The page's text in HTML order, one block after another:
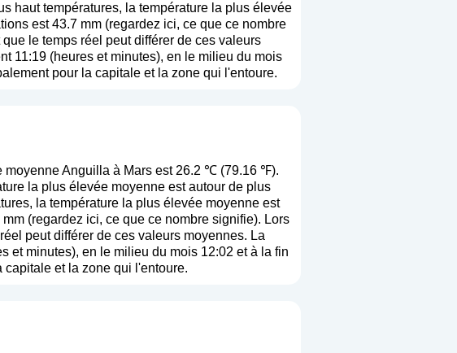
haut températures, la température la plus élevée
est 43.7 mm (regardez ici, ce que ce nombre
le temps réel peut différer de ces valeurs
11:19 (heures et minutes), en le milieu du mois
pour la capitale et la zone qui l'entoure.
moyenne Anguilla à Mars est 26.2 ℃ (79.16 ℉).
la plus élevée moyenne est autour de plus
la température la plus élevée moyenne est
(regardez ici, ce que ce nombre signifie). Lors
peut différer de ces valeurs moyennes. La
et minutes), en le milieu du mois 12:02 et à la fin
et la zone qui l'entoure.